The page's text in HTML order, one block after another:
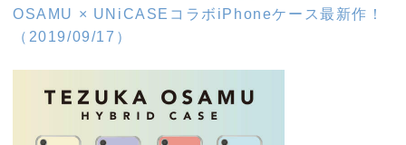
OSAMU × UNiCASEコラボiPhoneケース最新作！
（2019/09/17）